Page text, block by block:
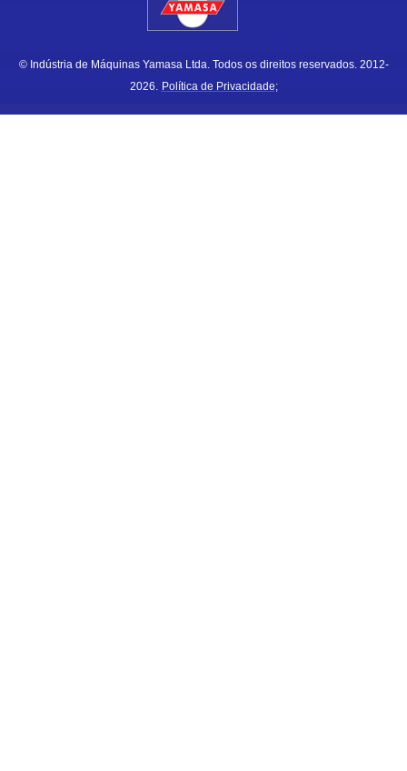
© Indústria de Máquinas Yamasa Ltda. Todos os direitos reservados. 2012-
2026. Política de Privacidade;